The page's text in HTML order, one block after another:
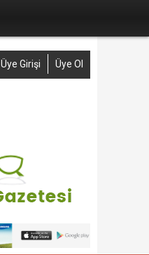
Üye Girişi Üye Ol